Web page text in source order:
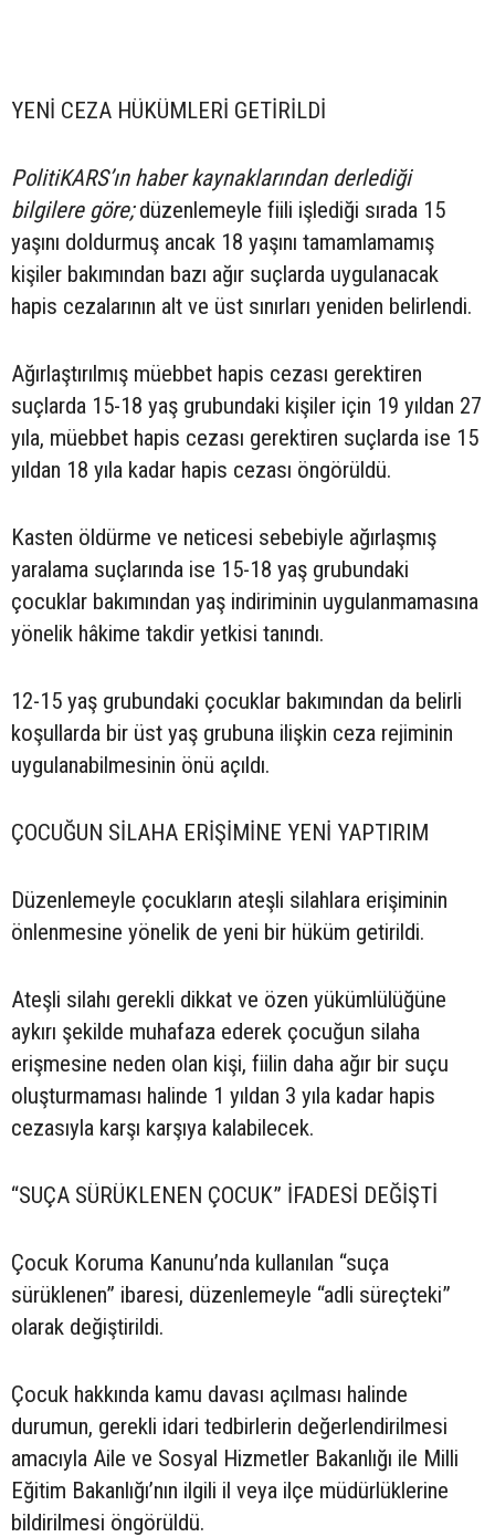
YENİ CEZA HÜKÜMLERİ GETİRİLDİ
PolitiKARS’ın haber kaynaklarından derlediği
bilgilere göre;düzenlemeyle fiili işlediği sırada 15
yaşını doldurmuş ancak 18 yaşını tamamlamamış
kişiler bakımından bazı ağır suçlarda uygulanacak
hapis cezalarının alt ve üst sınırları yeniden belirlendi.
Ağırlaştırılmış müebbet hapis cezası gerektiren
suçlarda 15-18 yaş grubundaki kişiler için 19 yıldan 27
yıla, müebbet hapis cezası gerektiren suçlarda ise 15
yıldan 18 yıla kadar hapis cezası öngörüldü.
Kasten öldürme ve neticesi sebebiyle ağırlaşmış
yaralama suçlarında ise 15-18 yaş grubundaki
çocuklar bakımından yaş indiriminin uygulanmamasına
yönelik hâkime takdir yetkisi tanındı.
12-15 yaş grubundaki çocuklar bakımından da belirli
koşullarda bir üst yaş grubuna ilişkin ceza rejiminin
uygulanabilmesinin önü açıldı.
ÇOCUĞUN SİLAHA ERİŞİMİNE YENİ YAPTIRIM
Düzenlemeyle çocukların ateşli silahlara erişiminin
önlenmesine yönelik de yeni bir hüküm getirildi.
Ateşli silahı gerekli dikkat ve özen yükümlülüğüne
aykırı şekilde muhafaza ederek çocuğun silaha
erişmesine neden olan kişi, fiilin daha ağır bir suçu
oluşturmaması halinde 1 yıldan 3 yıla kadar hapis
cezasıyla karşı karşıya kalabilecek.
“SUÇA SÜRÜKLENEN ÇOCUK” İFADESİ DEĞİŞTİ
Çocuk Koruma Kanunu’nda kullanılan “suça
sürüklenen” ibaresi, düzenlemeyle “adli süreçteki”
olarak değiştirildi.
Çocuk hakkında kamu davası açılması halinde
durumun, gerekli idari tedbirlerin değerlendirilmesi
amacıyla Aile ve Sosyal Hizmetler Bakanlığı ile Milli
Eğitim Bakanlığı’nın ilgili il veya ilçe müdürlüklerine
bildirilmesi öngörüldü.